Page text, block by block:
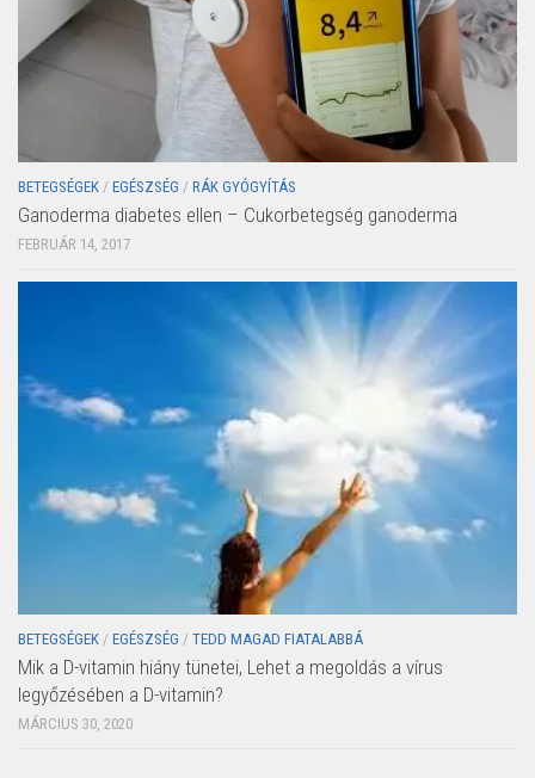
BETEGSÉGEK / EGÉSZSÉG / RÁK GYÓGYÍTÁS
Ganoderma diabetes ellen – Cukorbetegség ganoderma
FEBRUÁR 14, 2017
BETEGSÉGEK / EGÉSZSÉG / TEDD MAGAD FIATALABBÁ
Mik a D-vitamin hiány tünetei, Lehet a megoldás a vírus
legyőzésében a D-vitamin?
MÁRCIUS 30, 2020